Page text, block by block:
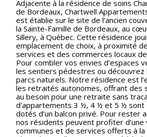
Adjacente à la résidence de soins
de Bordeaux, Chartwell
est établie sur le site de l’ancien
la Sainte-Famille de Bordeaux, au
Sillery, à Québec. Cette résidence
emplacement de choix, à proximité
services et des commerces locaux de
Pour combler vos envies d’espaces
les sentiers pédestres ou découvrez
parcs naturels. Notre résidence est
les retraités autonomes, offrant des
au besoin pour une retraite sans
d’appartements 3 ½, 4 ½ et 5 ½ sont
dotés d’un balcon privé. Pour rester
nos résidents peuvent profiter d’une
communes et de services offerts à la